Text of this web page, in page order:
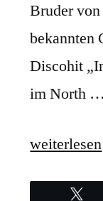
Bruder
bekannten
Discohit
im North …
„Walter
weiterlesen